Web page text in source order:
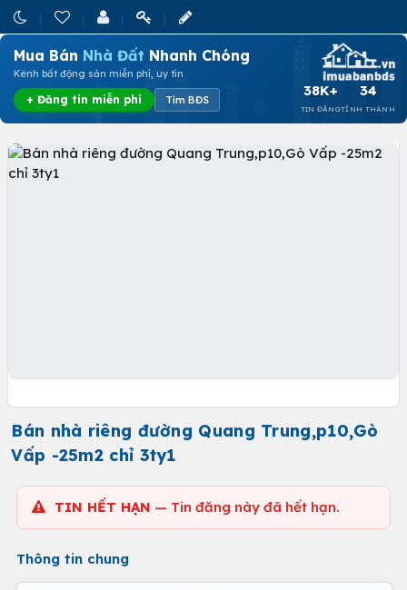
Mua Bán Nhà Đất Nhanh Chóng
Kênh bất động sản miễn phí, uy tín
+ Đăng tin miễn phí Tìm BĐS
38K+
TIN ĐĂNG
34
TỈNH THÀNH
Bán nhà riêng đường Quang Trung,p10,Gò
Vấp -25m2 chỉ 3ty1
TIN HẾT HẠN — Tin đăng này đã hết hạn.
Thông tin chung